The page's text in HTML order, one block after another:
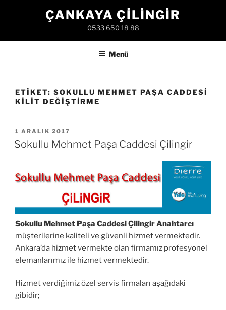
ÇANKAYA ÇILINGIR
0533 650 18 88
Menü
ETIKET: SOKULLU MEHMET PAŞA CADDESI
KILIT DEĞIŞTIRME
YAYIM
TARIHI
1 ARALIK 2017
Sokullu Mehmet Paşa Caddesi Çilingir
Sokullu Mehmet Paşa Caddesi Çilingir Anahtarcı
müşterilerine kaliteli ve güvenli hizmet vermektedir.
Ankara’da hizmet vermekte olan firmamız profesyonel
elemanlarımız ile hizmet vermektedir.
Hizmet verdiğimiz özel servis firmaları aşağıdaki
gibidir;